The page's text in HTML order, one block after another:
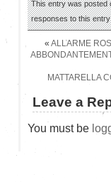
This entry was posted
responses to this
« ALLARME
MATTARELLA
Leave a
You must be